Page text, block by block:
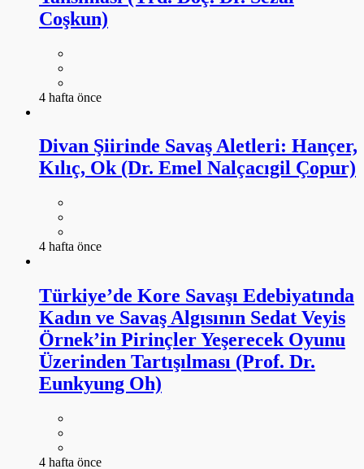
Coşkun)
4 hafta önce
Divan Şiirinde Savaş Aletleri: Hançer,
Kılıç, Ok (Dr. Emel Nalçacıgil Çopur)
4 hafta önce
Türkiye’de Kore Savaşı Edebiyatında
Kadın ve Savaş Algısının Sedat Veyis
Örnek’in Pirinçler Yeşerecek Oyunu
Üzerinden Tartışılması (Prof. Dr.
Eunkyung Oh)
4 hafta önce